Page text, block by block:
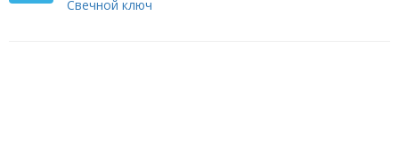
Свечной ключ